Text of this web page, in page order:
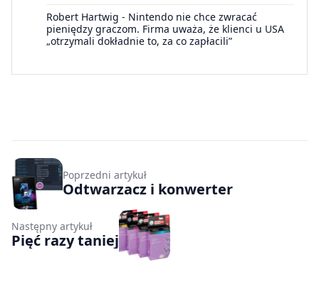
Robert Hartwig - Nintendo nie chce zwracać
pieniędzy graczom. Firma uważa, że klienci u USA
„otrzymali dokładnie to, za co zapłacili”
Poprzedni artykuł
Odtwarzacz i konwerter
Następny artykuł
Pięć razy taniej